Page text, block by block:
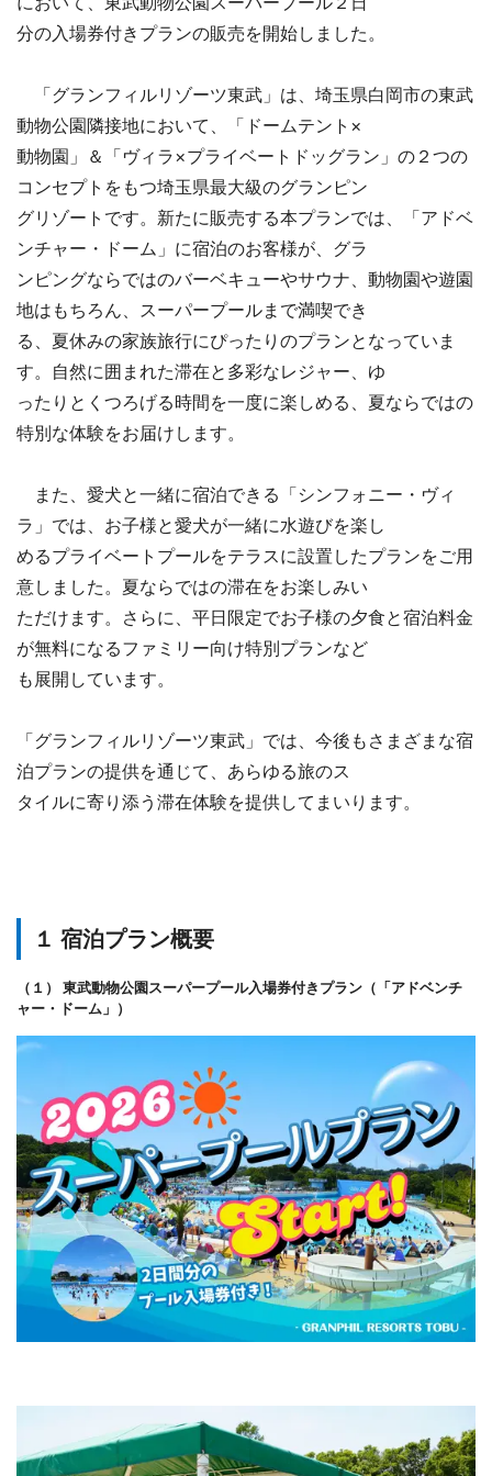
分の入場券付きプランの販売を開始しました。
「グランフィルリゾーツ東武」は、埼玉県白岡市の東武
動物公園隣接地において、「ドームテント×
動物園」＆「ヴィラ×プライベートドッグラン」の２つの
コンセプトをもつ埼玉県最大級のグランピン
グリゾートです。新たに販売する本プランでは、「アドベ
ンチャー・ドーム」に宿泊のお客様が、グラ
ンピングならではのバーベキューやサウナ、動物園や遊園
地はもちろん、スーパープールまで満喫でき
る、夏休みの家族旅行にぴったりのプランとなっていま
す。自然に囲まれた滞在と多彩なレジャー、ゆ
ったりとくつろげる時間を一度に楽しめる、夏ならではの
特別な体験をお届けします。
また、愛犬と一緒に宿泊できる「シンフォニー・ヴィ
ラ」では、お子様と愛犬が一緒に水遊びを楽し
めるプライベートプールをテラスに設置したプランをご用
意しました。夏ならではの滞在をお楽しみい
ただけます。さらに、平日限定でお子様の夕食と宿泊料金
が無料になるファミリー向け特別プランなど
も展開しています。
「グランフィルリゾーツ東武」では、今後もさまざまな宿
泊プランの提供を通じて、あらゆる旅のス
タイルに寄り添う滞在体験を提供してまいります。
１ 宿泊プラン概要
（１） 東武動物公園スーパープール入場券付きプラン（「アドベンチ
ャー・ドーム」）